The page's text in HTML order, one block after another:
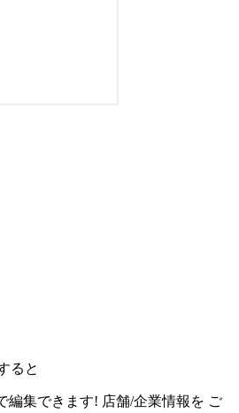
ると
編集できます! 店舗/企業情報を ご